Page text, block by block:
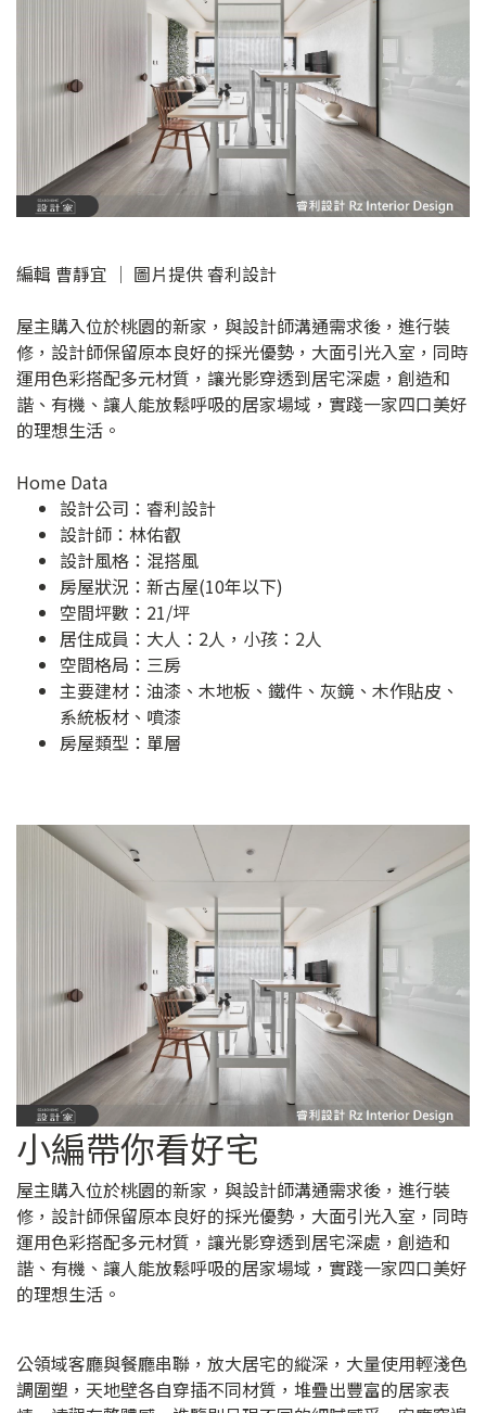
編輯 曹靜宜 │ 圖片提供 睿利設計
屋主購入位於桃園的新家，與設計師溝通需求後，進行裝
修，設計師保留原本良好的採光優勢，大面引光入室，同時
運用色彩搭配多元材質，讓光影穿透到居宅深處，創造和
諧、有機、讓人能放鬆呼吸的居家場域，實踐一家四口美好
的理想生活。
Home Data
設計公司： 睿利設計
設計師：林佑叡
設計風格：混搭風
房屋狀況：新古屋(10年以下)
空間坪數：21/坪
居住成員：大人：2人，小孩：2人
空間格局：三房
主要建材：油漆、木地板、鐵件、灰鏡、木作貼皮、
系統板材、噴漆
房屋類型：單層
小編帶你看好宅
屋主購入位於桃園的新家，與設計師溝通需求後，進行裝
修，設計師保留原本良好的採光優勢，大面引光入室，同時
運用色彩搭配多元材質，讓光影穿透到居宅深處，創造和
諧、有機、讓人能放鬆呼吸的居家場域，實踐一家四口美好
的理想生活。
公領域客廳與餐廳串聯，放大居宅的縱深，大量使用輕淺色
調圍塑，天地壁各自穿插不同材質，堆疊出豐富的居家表